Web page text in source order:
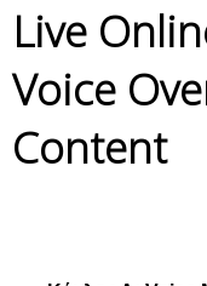
Live
Voice
Content